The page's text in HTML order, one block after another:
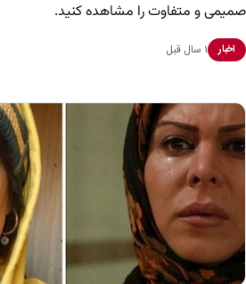
صمیمی و متفاوت را مشاهده کنید.
اخبار ۱ سال قبل